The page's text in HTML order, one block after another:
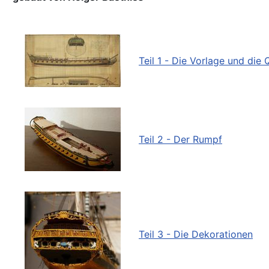
Teil 1 - Die Vorlage und die
Teil 2 - Der Rumpf
Teil 3 - Die Dekorationen